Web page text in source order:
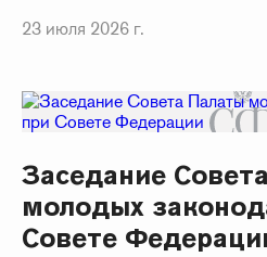
23 июля 2026 г.
Заседание
молодых
Совете